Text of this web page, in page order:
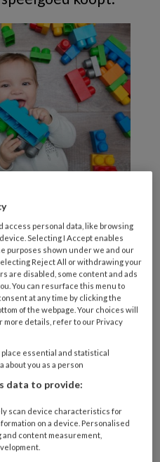
lezen?
aan en lees 2
per maand
Log dan in
access personal data, like browsing
Selecting I Accept enables
purposes shown under we and our
Reject All or withdrawing your
are disabled, some content and ads
You can resurface this menu to
at any time by clicking the
of the webpage. Your choices will
details, refer to our Privacy
essential and statistical
about you as a person
data to provide:
scan device characteristics for
on a device. Personalised
content measurement,